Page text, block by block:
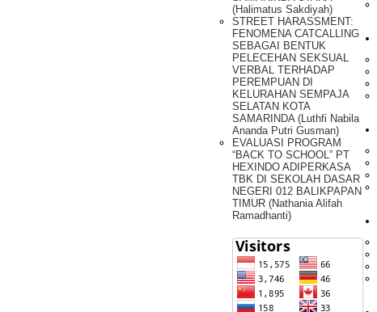
(Halimatus Sakdiyah)
STREET HARASSMENT:
FENOMENA CATCALLING
SEBAGAI BENTUK
PELECEHAN SEKSUAL
VERBAL TERHADAP
PEREMPUAN DI
KELURAHAN SEMPAJA
SELATAN KOTA
SAMARINDA (Luthfi Nabila
Ananda Putri Gusman)
EVALUASI PROGRAM
“BACK TO SCHOOL” PT
HEXINDO ADIPERKASA
TBK DI SEKOLAH DASAR
NEGERI 012 BALIKPAPAN
TIMUR (Nathania Alifah
Ramadhanti)